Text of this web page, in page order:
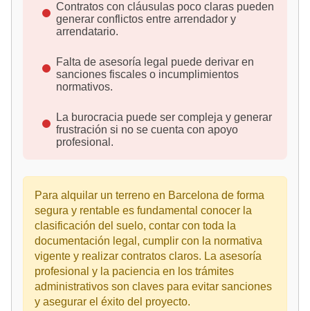
Contratos con cláusulas poco claras pueden
generar conflictos entre arrendador y
arrendatario.
Falta de asesoría legal puede derivar en
sanciones fiscales o incumplimientos
normativos.
La burocracia puede ser compleja y generar
frustración si no se cuenta con apoyo
profesional.
Para alquilar un terreno en Barcelona de forma
segura y rentable es fundamental conocer la
clasificación del suelo, contar con toda la
documentación legal, cumplir con la normativa
vigente y realizar contratos claros. La asesoría
profesional y la paciencia en los trámites
administrativos son claves para evitar sanciones
y asegurar el éxito del proyecto.